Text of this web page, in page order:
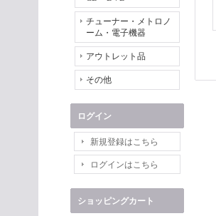
チューナー・メトロノ
ーム・電子機器
アウトレット品
その他
ログイン
新規登録はこちら
ログインはこちら
ショッピングカート